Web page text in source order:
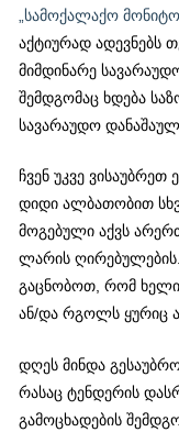
„სამოქალაქო
აქტიურად ადევნებს
მიმდინარე
შემდგომაც ხდება
სავარაუდო
ჩვენ უკვე
დიდი ალბათობით
მოგებული აქვს
ლარის ღირებულების.
გაცნობოთ, რომ
ან/და რგოლს ყურიც
დღეს მინდა
რასაც ტენდერის
გამოცხადების